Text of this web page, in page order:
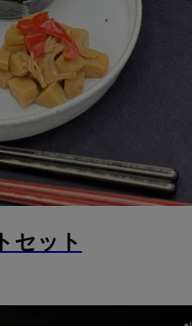
セット